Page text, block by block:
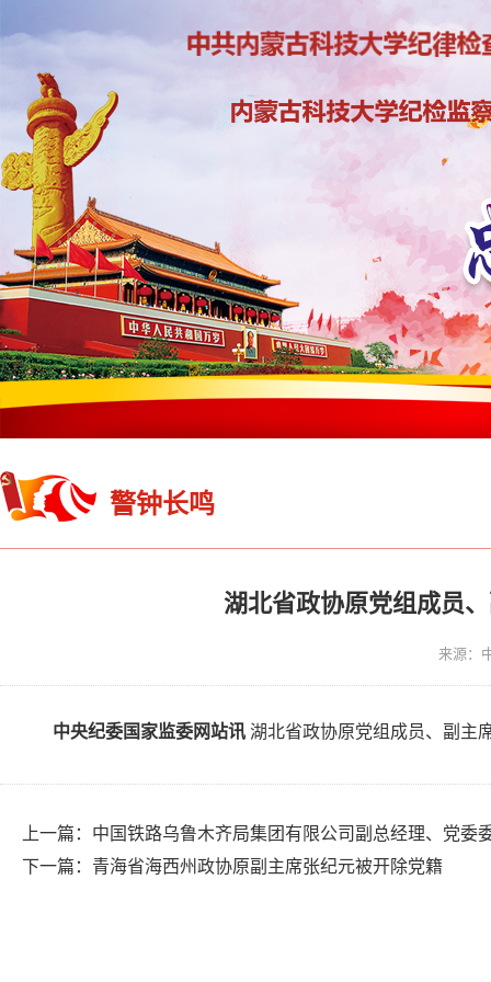
警钟长鸣
湖北省政协原党组成员
来源：
中央纪委国家监委网站讯 湖北省政协原党组成员、副主
上一篇： 中国铁路乌鲁木齐局集团有限公司副总经理、党委
下一篇： 青海省海西州政协原副主席张纪元被开除党籍